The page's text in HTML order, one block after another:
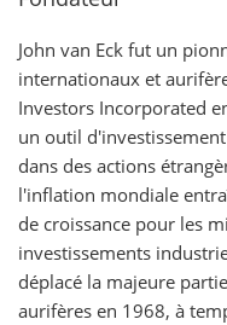
John van Eck fut un
internationaux et
Investors Incorporated
un outil
dans des actions
l'inflation mondiale
de croissance pour les
investissements
déplacé la majeure
aurifères en 1968, à